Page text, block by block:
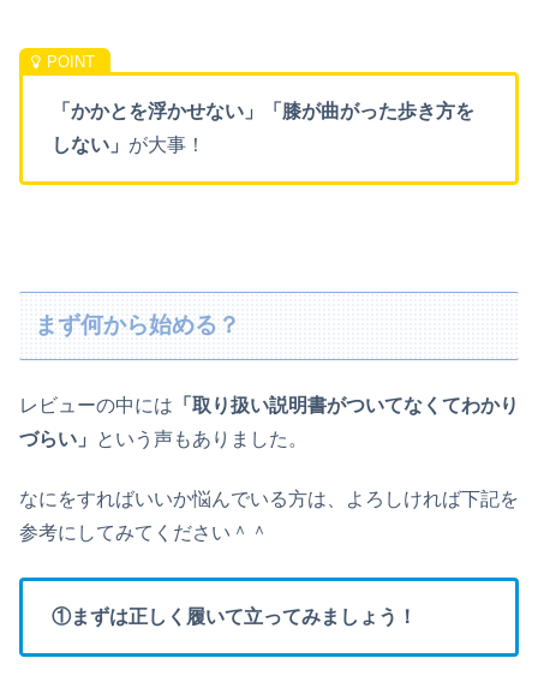
「かかとを浮かせない」「膝が曲がった歩き方を
しない」 が大事！
まず何から始める？
レビューの中には 「取り扱い説明書がついてなくてわかり
づらい」
という声もありました。
なにをすればいいか悩んでいる方は、よろしければ下記を
参考にしてみてください＾＾
①まずは正しく履いて立ってみましょう！